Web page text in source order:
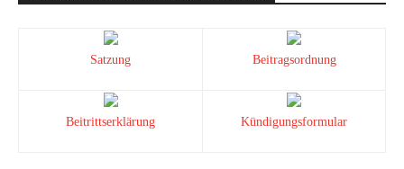
Satzung Beitragsordnung
Beitrittserklärung Kündigungsformular